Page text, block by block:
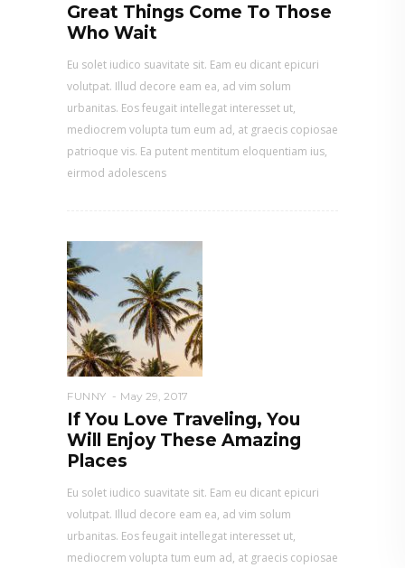
Great Things Come To Those
Who Wait
Eu solet iudico suavitate sit. Eam eu dicant epicuri
volutpat. Illud decore eam ea, ad vim solum
urbanitas. Eos feugait intellegat interesset ut,
mediocrem volupta tum eum ad, at graecis copiosae
patrioque vis. Ea putent mentitum eloquentiam ius,
eirmod adolescens
FUNNY May 29, 2017
If You Love Traveling, You
Will Enjoy These Amazing
Places
Eu solet iudico suavitate sit. Eam eu dicant epicuri
volutpat. Illud decore eam ea, ad vim solum
urbanitas. Eos feugait intellegat interesset ut,
mediocrem volupta tum eum ad, at graecis copiosae